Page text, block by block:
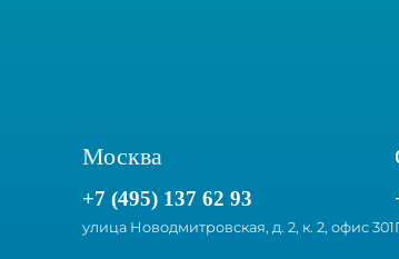
Москва
+7 (495) 137 62 93
улица Новодмитровская, д. 2, к. 2, офис 301